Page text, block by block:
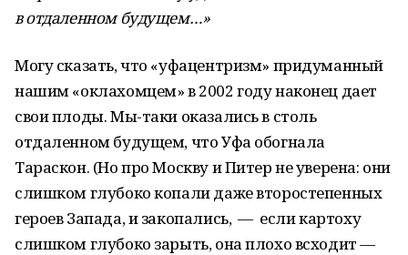
в отдаленном будущем…»
Могу сказать, что «уфацентризм» придуманный
нашим «оклахомцем» в 2002 году наконец дает
свои плоды. Мы-таки оказались в столь
отдаленном будущем, что Уфа обогнала
Тараскон. (Но про Москву и Питер не уверена: они
слишком глубоко копали даже второстепенных
героев Запада, и закопались, — если картоху
слишком глубоко зарыть, она плохо всходит —